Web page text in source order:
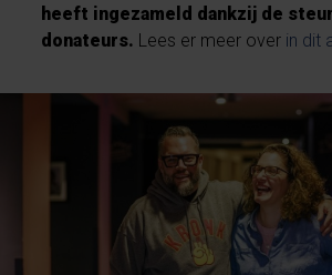
heeft ingezameld dankzij de
donateurs. Lees er meer over in dit